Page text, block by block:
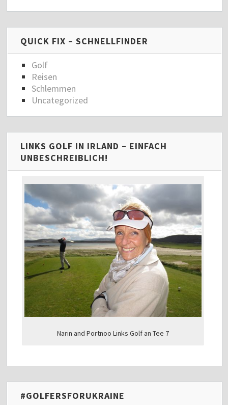
QUICK FIX – SCHNELLFINDER
Golf
Reisen
Schlemmen
Uncategorized
LINKS GOLF IN IRLAND – EINFACH
UNBESCHREIBLICH!
Narin and Portnoo Links Golf an Tee 7
#GOLFERSFORUKRAINE